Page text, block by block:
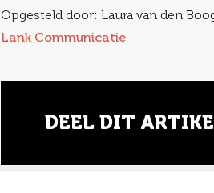
Opgesteld door: Laura van den
Lank Communicatie
DEEL DIT